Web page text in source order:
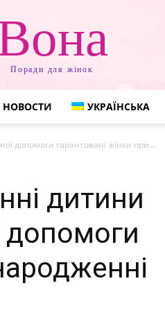
Поради для жінок
НОВОСТИ УКРАЇНСЬКА
допомоги гарантовані жінки при...
дитини
допомоги